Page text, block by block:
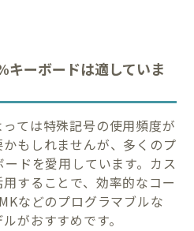
キーボードは適していま
ては特殊記号の使用頻度が
もしれませんが、多くのプ
ドを愛用しています。カス
することで、効率的なコー
などのプログラマブルな
がおすすめです。